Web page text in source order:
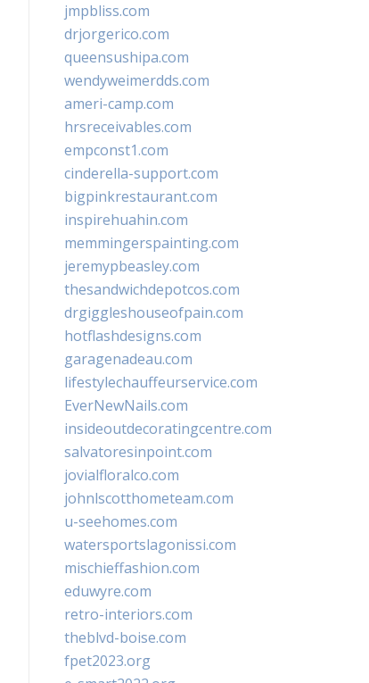
jmpbliss.com
drjorgerico.com
queensushipa.com
wendyweimerdds.com
ameri-camp.com
hrsreceivables.com
empconst1.com
cinderella-support.com
bigpinkrestaurant.com
inspirehuahin.com
memmingerspainting.com
jeremypbeasley.com
thesandwichdepotcos.com
drgiggleshouseofpain.com
hotflashdesigns.com
garagenadeau.com
lifestylechauffeurservice.com
EverNewNails.com
insideoutdecoratingcentre.com
salvatoresinpoint.com
jovialfloralco.com
johnlscotthometeam.com
u-seehomes.com
watersportslagonissi.com
mischieffashion.com
eduwyre.com
retro-interiors.com
theblvd-boise.com
fpet2023.org